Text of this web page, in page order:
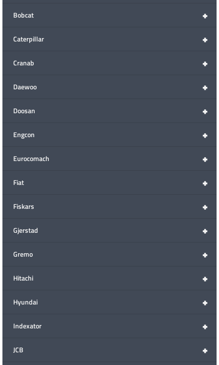
+
Bobcat
+
Caterpillar
+
Cranab
+
Daewoo
+
Doosan
+
Engcon
+
Eurocomach
+
Fiat
+
Fiskars
+
Gjerstad
+
Gremo
+
Hitachi
+
Hyundai
+
Indexator
+
JCB